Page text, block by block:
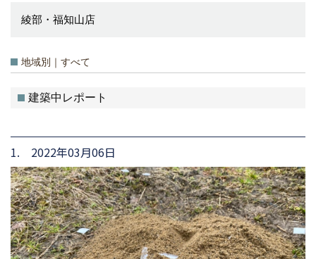
綾部・福知山店
地域別｜すべて
建築中レポート
1. 2022年03月06日